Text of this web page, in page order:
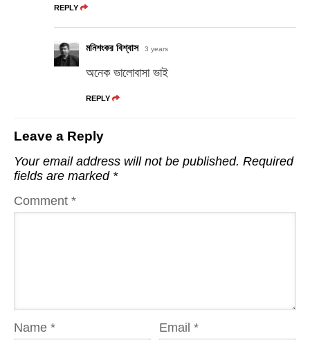
REPLY
মনিশংকর বিশ্বাস 3 years
অনেক ভালোবাসা ভাই
REPLY
Leave a Reply
Your email address will not be published. Required
fields are marked *
Comment *
Name * Email*